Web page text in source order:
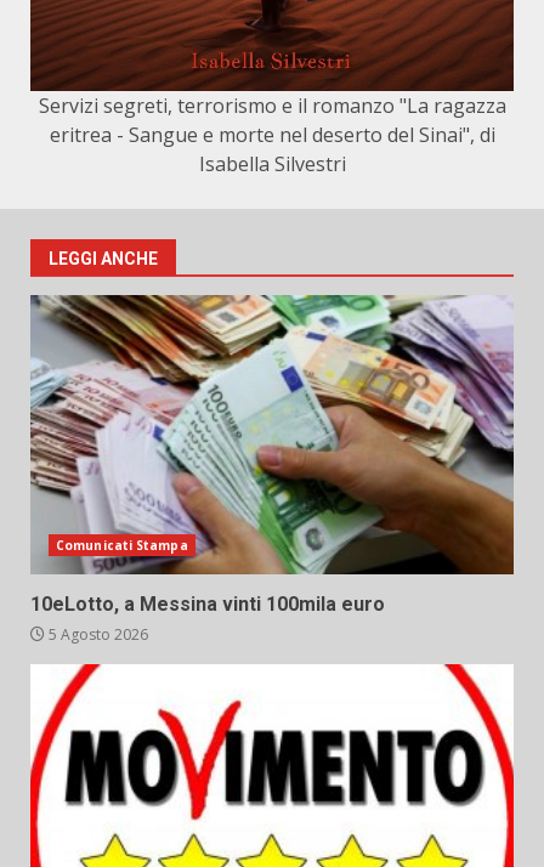
Servizi segreti, terrorismo e il romanzo "La ragazza
eritrea - Sangue e morte nel deserto del Sinai", di
Isabella Silvestri
LEGGI ANCHE
Comunicati Stampa
10eLotto, a Messina vinti 100mila euro
5 Agosto 2026